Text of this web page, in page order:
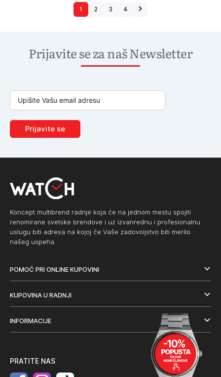
1 2 3 4
Prijavite se za naš Newsletter
Prijavite se
Koncept multibrend radnje koja će na jednom mestu spojiti
renomirane svetske brendove i uz izvanrednu i profesionalnu
uslugu biti adresa na kojoj će Vaše zadovoljstvo biti merilo
našeg uspeha.
POMOĆ PRI ONLINE KUPOVINI
KUPOVINA U RADNJI
INFORMACIJE
PRATITE NAS